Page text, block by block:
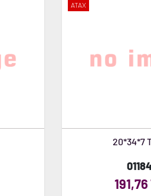
ATAX
20*34*7